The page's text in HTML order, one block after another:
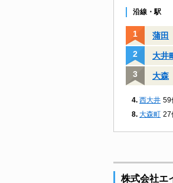
沿線・駅
蒲田
大井
大森
西大井 59
大森町
27
株式会社エ